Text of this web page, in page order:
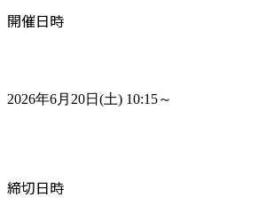
開催日時
2026年6月20日(土) 10:15～
締切日時